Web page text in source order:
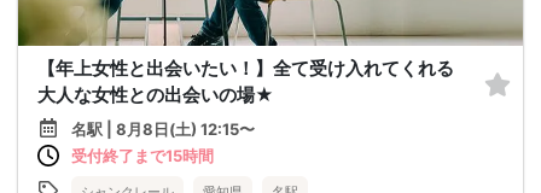
【年上女性と出会いたい！】全て受け入れてくれる
大人な女性との出会いの場★
名駅 | 8月8日(土) 12:15〜
受付終了まで15時間